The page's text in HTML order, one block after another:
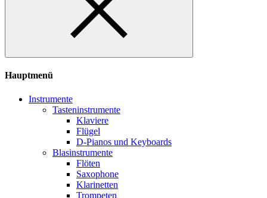
Hauptmenü
Instrumente
Tasteninstrumente
Klaviere
Flügel
D-Pianos und Keyboards
Blasinstrumente
Flöten
Saxophone
Klarinetten
Trompeten